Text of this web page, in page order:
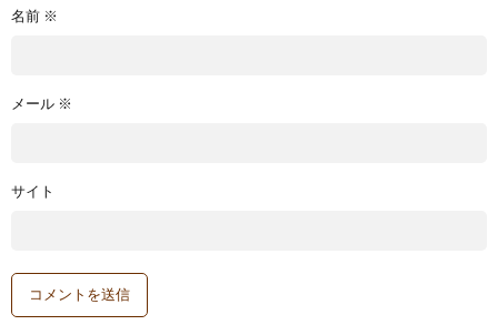
名前 ※
メール ※
サイト